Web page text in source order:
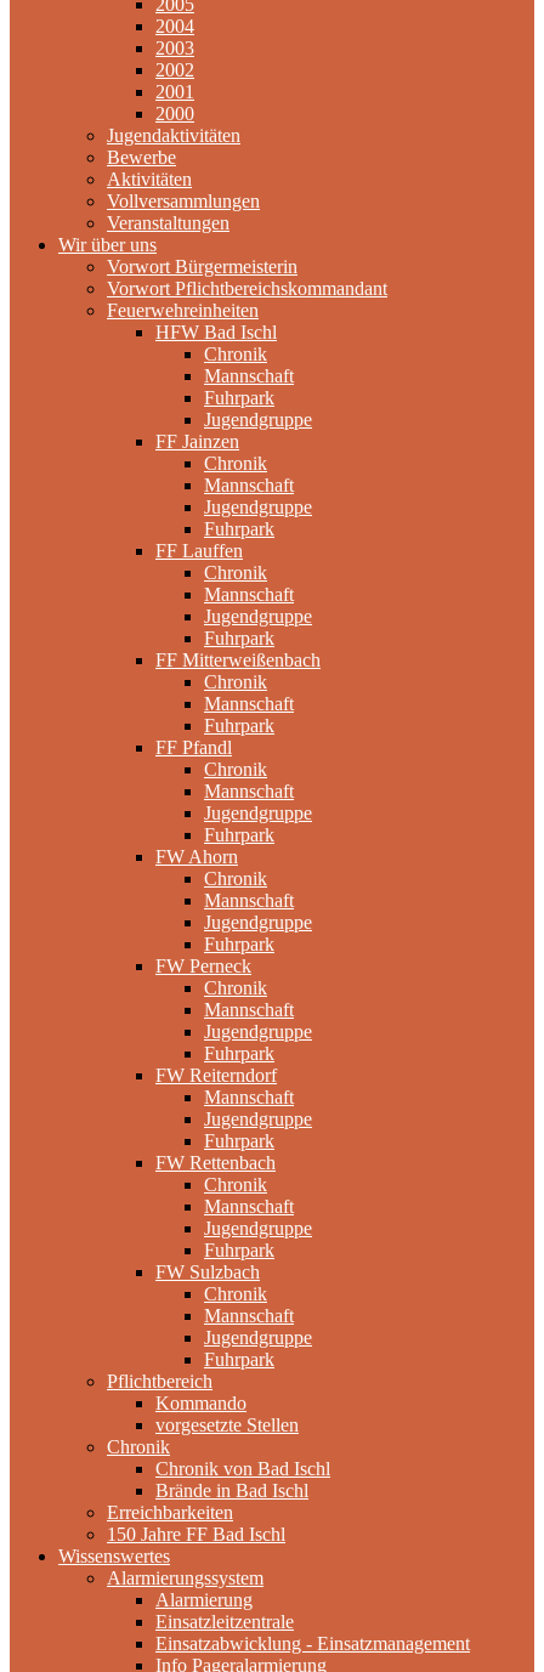
2005
2004
2003
2002
2001
2000
Jugendaktivitäten
Bewerbe
Aktivitäten
Vollversammlungen
Veranstaltungen
Wir über uns
Vorwort Bürgermeisterin
Vorwort Pflichtbereichskommandant
Feuerwehreinheiten
HFW Bad Ischl
Chronik
Mannschaft
Fuhrpark
Jugendgruppe
FF Jainzen
Chronik
Mannschaft
Jugendgruppe
Fuhrpark
FF Lauffen
Chronik
Mannschaft
Jugendgruppe
Fuhrpark
FF Mitterweißenbach
Chronik
Mannschaft
Fuhrpark
FF Pfandl
Chronik
Mannschaft
Jugendgruppe
Fuhrpark
FW Ahorn
Chronik
Mannschaft
Jugendgruppe
Fuhrpark
FW Perneck
Chronik
Mannschaft
Jugendgruppe
Fuhrpark
FW Reiterndorf
Mannschaft
Jugendgruppe
Fuhrpark
FW Rettenbach
Chronik
Mannschaft
Jugendgruppe
Fuhrpark
FW Sulzbach
Chronik
Mannschaft
Jugendgruppe
Fuhrpark
Pflichtbereich
Kommando
vorgesetzte Stellen
Chronik
Chronik von Bad Ischl
Brände in Bad Ischl
Erreichbarkeiten
150 Jahre FF Bad Ischl
Wissenswertes
Alarmierungssystem
Alarmierung
Einsatzleitzentrale
Einsatzabwicklung - Einsatzmanagement
Info Pageralarmierung